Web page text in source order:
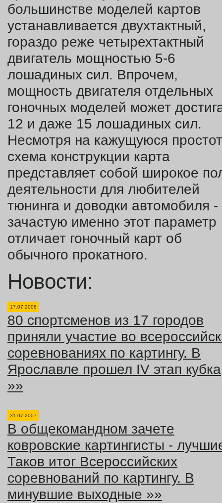
большинстве моделей картов
устанавливается двухтактный,
гораздо реже четырехтактный
двигатель мощностью 5-6
лошадиных сил. Впрочем,
мощность двигателя отдельных
гоночных моделей может
12 и даже 15 лошадиных сил.
Несмотря на кажущуюся
схема конструкции карта
представляет собой широкое
деятельности для любителей
тюнинга и доводки автомобиля -
зачастую именно этот параметр
отличает гоночный карт об
обычного прокатного.
Новости:
17.07.2008
80 спортсменов из 17 городов
приняли участие во
соревнованиях по картингу. В
Ярославле прошел IV этап кубка
»»
31.07.2007
В общекомандном зачете
ковровские картингисты -
Таков итог Всероссийских
соревнований по картингу. В
минувшие выходные »»